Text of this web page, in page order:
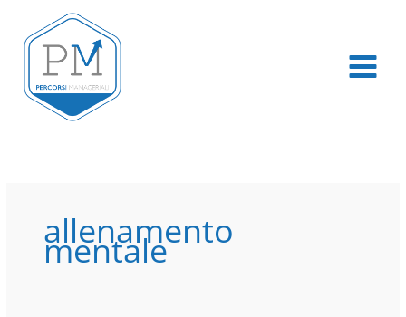
contenuto
allenamento
mentale